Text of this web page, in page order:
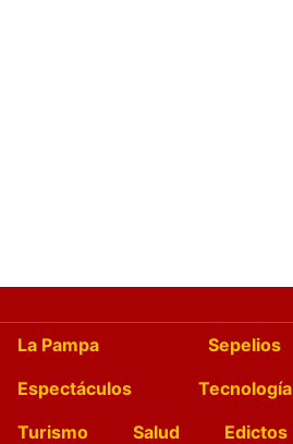
La Pampa Sepelios
Espectáculos
Tecnología
Turismo
Salud Edictos